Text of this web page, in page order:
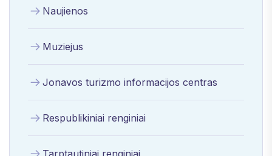
Naujienos
Muziejus
Jonavos turizmo informacijos centras
Respublikiniai renginiai
Tarptautiniai renginiai